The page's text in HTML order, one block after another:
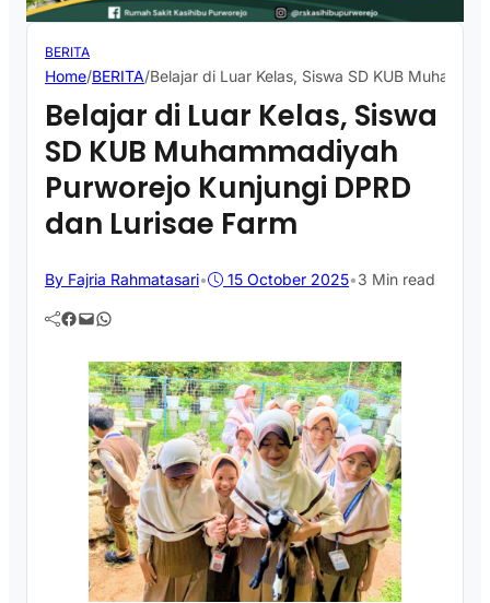
BERITA
Home/BERITA/Belajar di Luar Kelas, Siswa SD KUB
Belajar di Luar Kelas, Siswa
SD KUB Muhammadiyah
Purworejo Kunjungi DPRD
dan Lurisae Farm
By Fajria Rahmatasari• 15 October 2025•3 Min read
Facebook Mail WhatsApp